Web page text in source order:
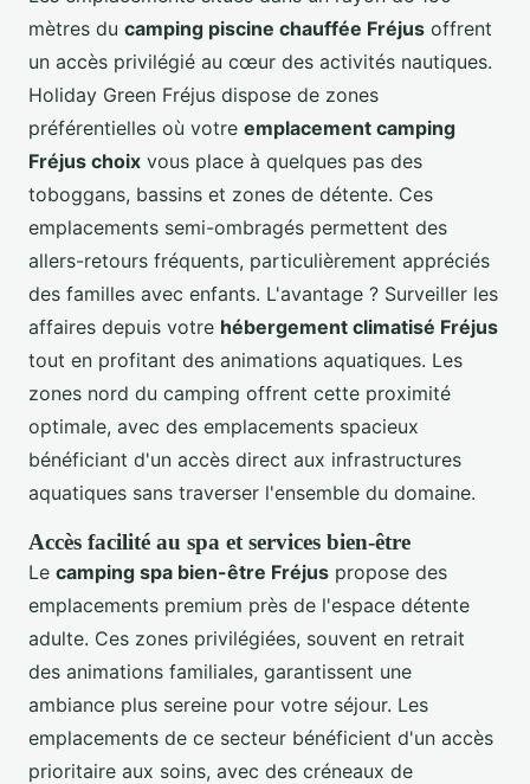
mètres du camping piscine chauffée Fréjus offrent
un accès privilégié au cœur des activités nautiques.
Holiday Green Fréjus dispose de zones
préférentielles où votre emplacement camping
Fréjus choix vous place à quelques pas des
toboggans, bassins et zones de détente. Ces
emplacements semi-ombragés permettent des
allers-retours fréquents, particulièrement appréciés
des familles avec enfants. L'avantage ? Surveiller les
affaires depuis votre hébergement climatisé Fréjus
tout en profitant des animations aquatiques. Les
zones nord du camping offrent cette proximité
optimale, avec des emplacements spacieux
bénéficiant d'un accès direct aux infrastructures
aquatiques sans traverser l'ensemble du domaine.
Accès facilité au spa et services bien-être
Le camping spa bien-être Fréjus propose des
emplacements premium près de l'espace détente
adulte. Ces zones privilégiées, souvent en retrait
des animations familiales, garantissent une
ambiance plus sereine pour votre séjour. Les
emplacements de ce secteur bénéficient d'un accès
prioritaire aux soins, avec des créneaux de